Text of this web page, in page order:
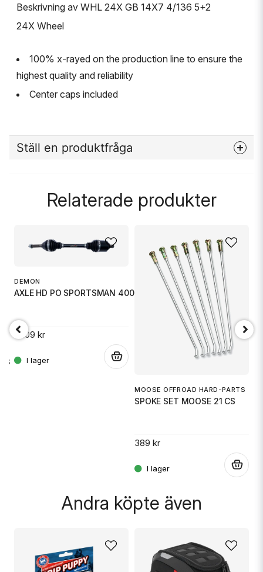
Beskrivning av WHL 24X GB 14X7 4/136 5+2
24X Wheel
100% x-rayed on the production line to ensure the
highest quality and reliability
Center caps included
Ställ en produktfråga
Namn
email
Mejladress
Ja, ni får publicera min fråga
Relaterade produkter
DEMON
AXLE HD PO SPORTSMAN 400/450/5
3 109 kr
MOOSE OFFROAD HARD-PARTS
SPOKE SET MOOSE 21 CS
389 kr
Andra köpte även